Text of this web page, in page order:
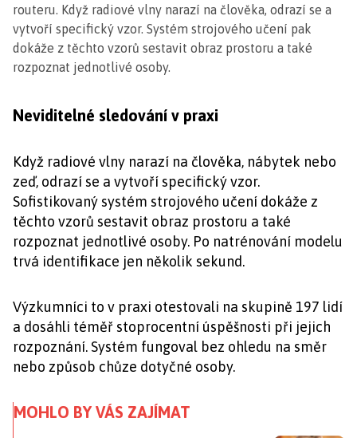
routeru. Když radiové vlny narazí na člověka, odrazí se a
vytvoří specifický vzor. Systém strojového učení pak
dokáže z těchto vzorů sestavit obraz prostoru a také
rozpoznat jednotlivé osoby.
Neviditelné sledování v praxi
Když radiové vlny narazí na člověka, nábytek nebo
zeď, odrazí se a vytvoří specifický vzor.
Sofistikovaný systém strojového učení dokáže z
těchto vzorů sestavit obraz prostoru a také
rozpoznat jednotlivé osoby. Po natrénování modelu
trvá identifikace jen několik sekund.
Výzkumníci to v praxi otestovali na skupině 197 lidí
a dosáhli téměř stoprocentní úspěšnosti při jejich
rozpoznání. Systém fungoval bez ohledu na směr
nebo způsob chůze dotyčné osoby.
MOHLO BY VÁS ZAJÍMAT